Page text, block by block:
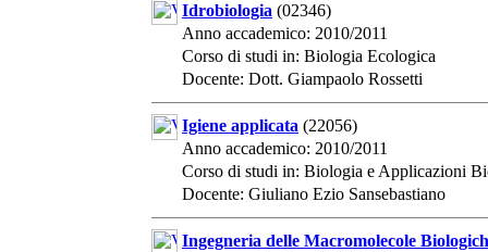
Idrobiologia (02346)
Anno accademico: 2010/2011
Corso di studi in: Biologia Ecologica
Docente: Dott. Giampaolo Rossetti
Igiene applicata (22056)
Anno accademico: 2010/2011
Corso di studi in: Biologia e Applicazioni
Docente: Giuliano Ezio Sansebastiano
Ingegneria delle Macromolecole